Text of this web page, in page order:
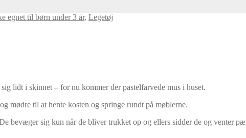
egnet til børn under 3 år, Legetøj
lidt i skinnet – for nu kommer der pastelfarvede mus i huset.
mødre til at hente kosten og springe rundt på møblerne.
bevæger sig kun når de bliver trukket op og ellers sidder de og venter